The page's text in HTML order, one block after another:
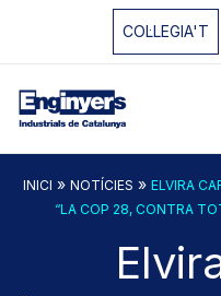
COL·LEGIA'T
INICI » NOTÍCIES » ELVIRA
“LA COP 28, CONTRA